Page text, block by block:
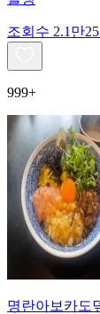
조회수 2.1만
999+
명란아보카도